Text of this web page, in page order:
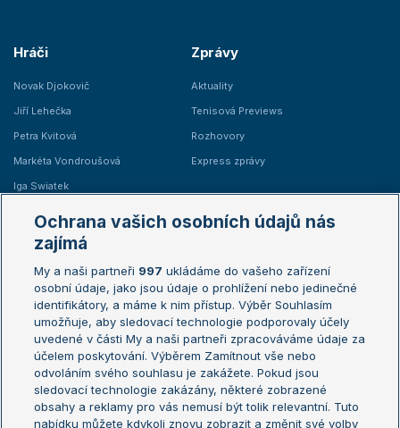
Hráči
Novak Djokovič
Jiří Lehečka
Petra Kvitová
Markéta Vondroušová
Iga Swiatek
Zprávy
Aktuality
Tenisová Previews
Rozhovory
Express zprávy
Žebříčky
Žebříček ATP (muži)
Žebříček WTA (ženy)
Sázkařský žebříček
Australian Open
French Open
Wimbledon
US Open
Turnaj mistrů
Turnaj mistryň
Aktualní trendy
Ochrana vašich osobních údajů nás
zajímá
My a naši partneři 997 ukládáme do vašeho zařízení
osobní údaje, jako jsou údaje o prohlížení nebo jedinečné
identifikátory, a máme k nim přístup. Výběr Souhlasím
umožňuje, aby sledovací technologie podporovaly účely
uvedené v části My a naši partneři zpracováváme údaje za
účelem poskytování. Výběrem Zamítnout vše nebo
odvoláním svého souhlasu je zakážete. Pokud jsou
sledovací technologie zakázány, některé zobrazené
obsahy a reklamy pro vás nemusí být tolik relevantní. Tuto
nabídku můžete kdykoli znovu zobrazit a změnit své volby